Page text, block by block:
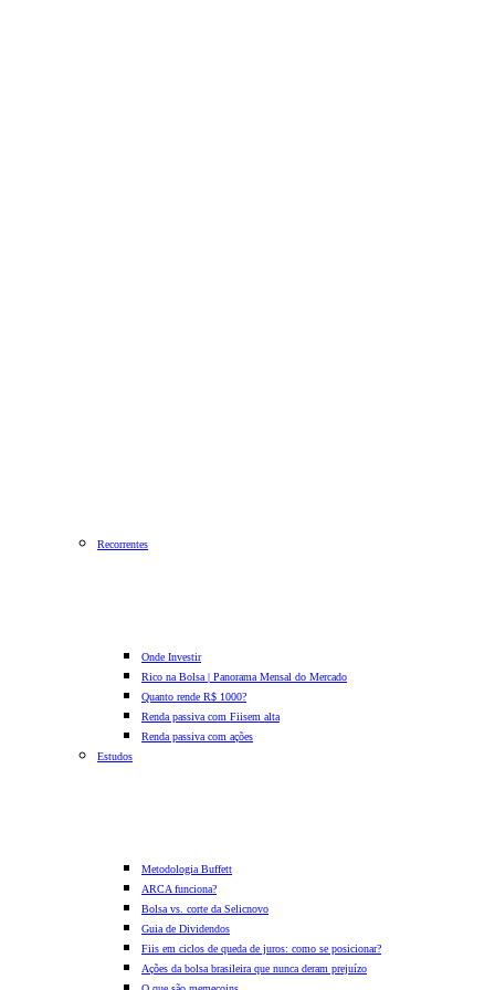
Recorrentes
Onde Investir
Rico na Bolsa | Panorama Mensal do Mercado
Quanto rende R$ 1000?
Renda passiva com Fiisem alta
Renda passiva com ações
Estudos
Metodologia Buffett
ARCA funciona?
Bolsa vs. corte da Selicnovo
Guia de Dividendos
Fiis em ciclos de queda de juros: como se posicionar?
Ações da bolsa brasileira que nunca deram prejuízo